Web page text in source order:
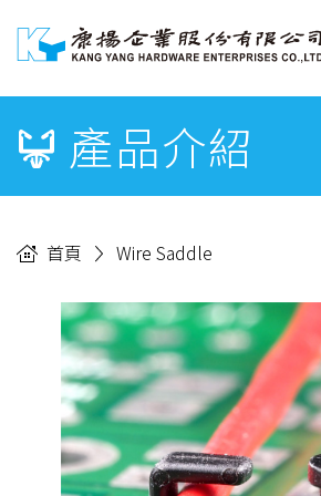
產品介紹
首頁 Wire Saddle